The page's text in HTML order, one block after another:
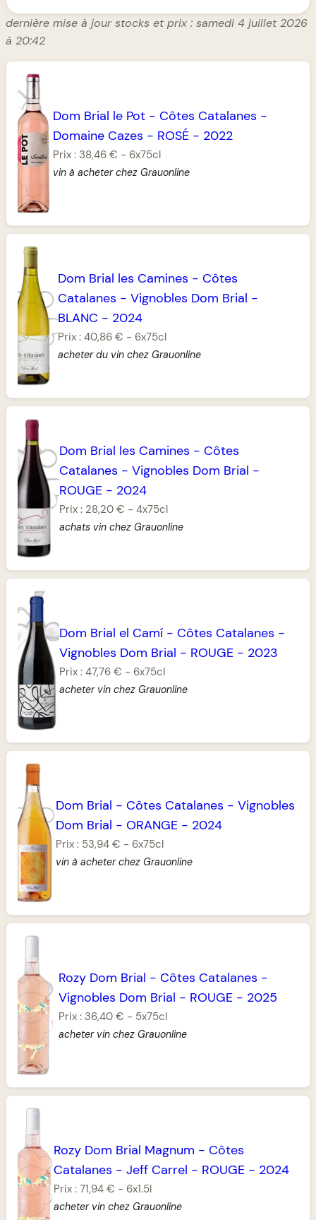
dernière mise à jour stocks et prix : samedi 4 juillet 2026
à 20:42
Dom Brial le Pot - Côtes Catalanes -
Domaine Cazes - ROSÉ - 2022
Prix : 38,46 € - 6x75cl
vin à acheter chez Grauonline
Dom Brial les Camines - Côtes
Catalanes - Vignobles Dom Brial -
BLANC - 2024
Prix : 40,86 € - 6x75cl
acheter du vin chez Grauonline
Dom Brial les Camines - Côtes
Catalanes -Vignobles Dom Brial -
ROUGE - 2024
Prix : 28,20 € -4x75cl
achats vin chez Grauonline
Dom Brial el Camí - Côtes Catalanes -
Vignobles Dom Brial - ROUGE - 2023
Prix :47,76 € - 6x75cl
acheter vin chez Grauonline
Dom Brial - Côtes Catalanes - Vignobles
Dom Brial - ORANGE - 2024
Prix : 53,94 € - 6x75cl
vin à acheter chez Grauonline
Rozy Dom Brial - Côtes Catalanes -
Vignobles Dom Brial - ROUGE- 2025
Prix : 36,40 € - 5x75cl
acheter vin chez Grauonline
Rozy Dom Brial Magnum - Côtes
Catalanes -Jeff Carrel - ROUGE - 2024
Prix :71,94 € - 6x1.5l
acheter vin chez Grauonline